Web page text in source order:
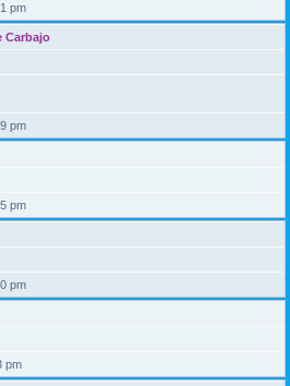
pm
Carbajo
pm
pm
pm
pm